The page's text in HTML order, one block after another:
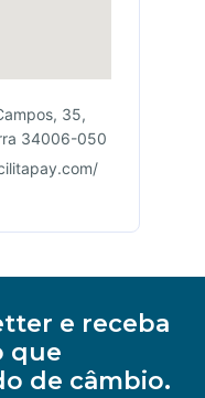
35,
34006-050
e receba
que
de câmbio.